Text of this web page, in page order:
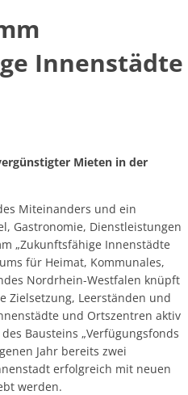
Lastschriftverfahren
Innenstädte
Mieten in der
Miteinanders und ein
Gastronomie, Dienstleistungen
„Zukunftsfähige Innenstädte
für Heimat, Kommunales,
Nordrhein-Westfalen knüpft
Zielsetzung, Leerständen und
und Ortszentren aktiv
Bausteins „Verfügungsfonds
Jahr bereits zwei
erfolgreich mit neuen
werden.